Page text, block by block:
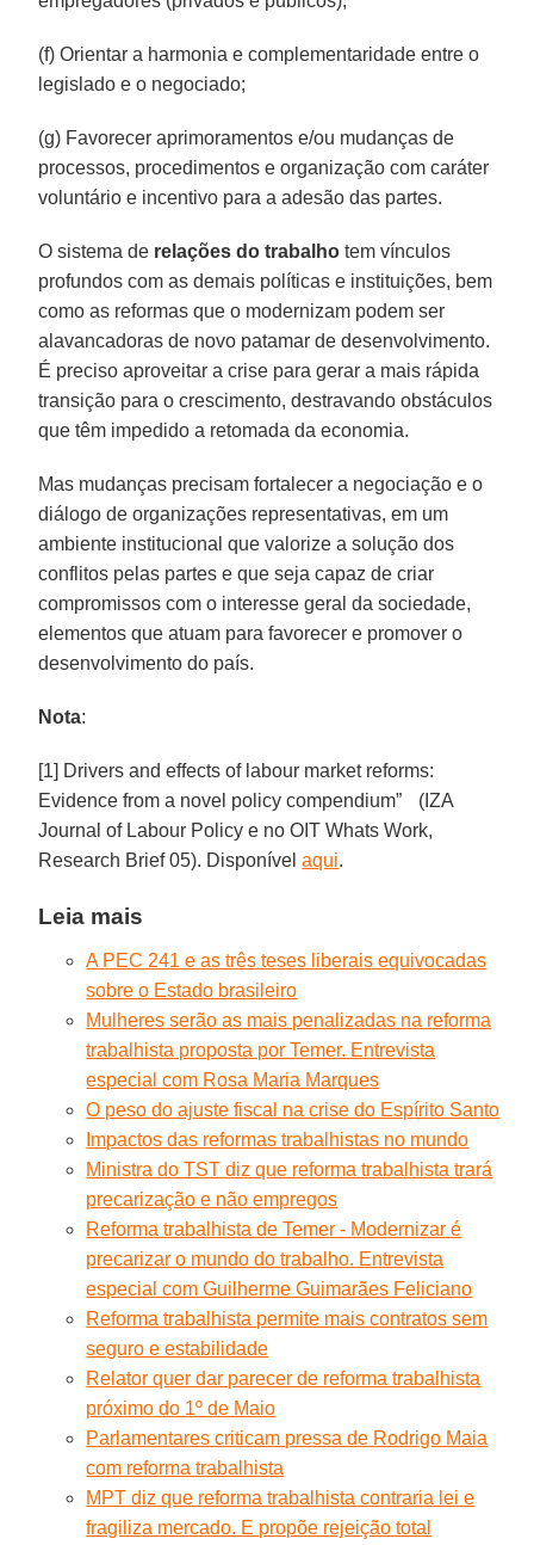
(f) Orientar a harmonia e complementaridade entre o
legislado e o negociado;
(g) Favorecer aprimoramentos e/ou mudanças de
processos, procedimentos e organização com caráter
voluntário e incentivo para a adesão das partes.
O sistema de relações do trabalho tem vínculos
profundos com as demais políticas e instituições, bem
como as reformas que o modernizam podem ser
alavancadoras de novo patamar de desenvolvimento.
É preciso aproveitar a crise para gerar a mais rápida
transição para o crescimento, destravando obstáculos
que têm impedido a retomada da economia.
Mas mudanças precisam fortalecer a negociação e o
diálogo de organizações representativas, em um
ambiente institucional que valorize a solução dos
conflitos pelas partes e que seja capaz de criar
compromissos com o interesse geral da sociedade,
elementos que atuam para favorecer e promover o
desenvolvimento do país.
Nota:
[1] Drivers and effects of labour market reforms:
Evidence from a novel policy compendium” (IZA
Journal of Labour Policy e no OIT Whats Work,
Research Brief 05). Disponívelaqui.
Leia mais
A PEC 241 e as três teses liberais equivocadas
sobre o Estado brasileiro
Mulheres serão as mais penalizadas na reforma
trabalhista proposta por Temer. Entrevista
especial com Rosa Maria Marques
O peso do ajuste fiscal na crise do Espírito Santo
Impactos das reformas trabalhistas no mundo
Ministra do TST diz que reforma trabalhista trará
precarização e não empregos
Reforma trabalhista de Temer - Modernizar é
precarizar o mundo do trabalho. Entrevista
especial com Guilherme Guimarães Feliciano
Reforma trabalhista permite mais contratos sem
seguro e estabilidade
Relator quer dar parecer de reforma trabalhista
próximo do 1º de Maio
Parlamentares criticam pressa de Rodrigo Maia
com reforma trabalhista
MPT diz que reforma trabalhista contraria lei e
fragiliza mercado. E propõe rejeição total